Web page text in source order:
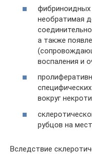
фибриноидных
необратимая
а также
воспаления и
вокруг
рубцов на
Вследствие